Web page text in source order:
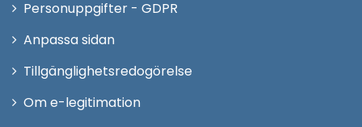
Personuppgifter - GDPR
Anpassa sidan
Tillgänglighetsredogörelse
Om e-legitimation